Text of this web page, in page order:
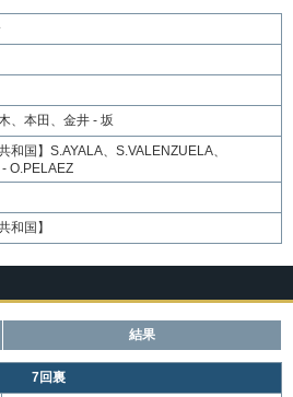
、本田、金井 - 坂
和国】 S.AYALA、S.VALENZUELA、
O.PELAEZ
和国】
結果
7回裏